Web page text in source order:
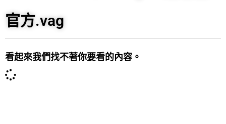
官方.vag
看起來我們找不著你要看的內容。